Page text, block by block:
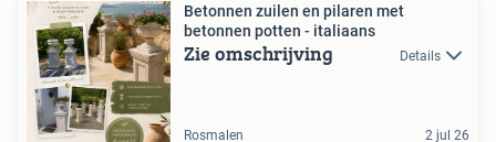
Betonnen zuilen en pilaren met
betonnen potten - italiaans
Zie omschrijving Details
Rosmalen 2 jul 26